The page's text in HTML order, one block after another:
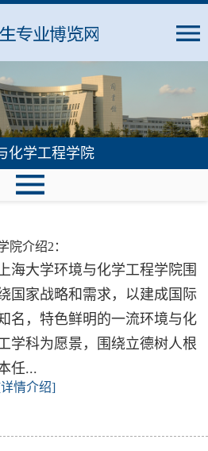
化学工程学院
院介绍2：
上海大学环境与化学工程学院围
国家战略和需求，以建成国际
名，特色鲜明的一流环境与化
学科为愿景，围绕立德树人根
任...
情介绍]